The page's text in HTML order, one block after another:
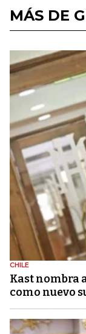
MÁS DE
CHILE
Kast nombra
como nuevo